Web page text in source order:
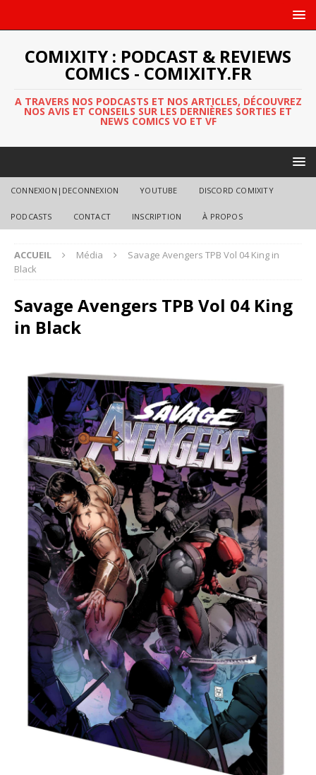
COMIXITY : PODCAST & REVIEWS
COMICS - COMIXITY.FR
A TRAVERS NOS PODCASTS ET NOS ARTICLES, DÉCOUVREZ
NOS AVIS ET CONSEILS SUR LES DERNIÈRES SORTIES ET
NEWS COMICS VO ET VF
CONNEXION|DECONNEXION YOUTUBE DISCORD COMIXITY
PODCASTS CONTACT INSCRIPTION À PROPOS
ACCUEIL Média
Savage Avengers TPB Vol 04 King in
Black
Savage Avengers TPB Vol 04 King
in Black